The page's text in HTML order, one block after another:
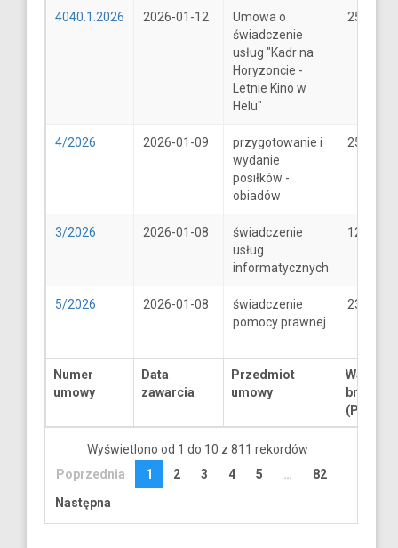
Numer
umowy
Data
zawarcia
Przedmiot
umowy
Wartość
brutto
(PLN)
4040.1.2026 2026-01-12
Umowa o
świadczenie
usług "Kadr na
Horyzoncie -
Letnie Kino w
Helu"
25600
4/2026 2026-01-09
przygotowanie i
wydanie
posiłków -
obiadów
25
3/2026 2026-01-08
świadczenie
usług
informatycznych
1250
5/2026 2026-01-08
świadczenie
pomocy prawnej
2300
Wyświetlono od 1 do 10 z 811 rekordów
Poprzednia
1 2 3 4 5 …
82
Następna